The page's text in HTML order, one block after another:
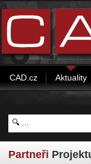
CAD.cz Aktuality
Partneři